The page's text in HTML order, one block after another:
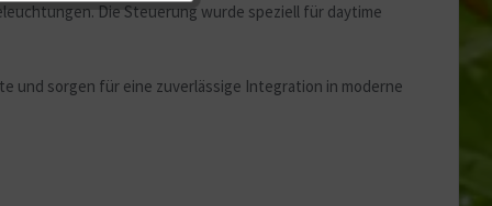
Die Steuerung wurde speziell für daytime
und sorgen für eine zuverlässige Integration in moderne